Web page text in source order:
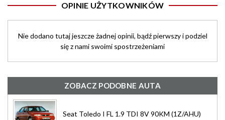
OPINIE UŻYTKOWNIKÓW
Nie dodano tutaj jeszcze żadnej opinii, bądź pierwszy i podziel
się z nami swoimi spostrzeżeniami
ZOBACZ PODOBNE AUTA
Seat Toledo I FL 1.9 TDI 8V 90KM (1Z/AHU)